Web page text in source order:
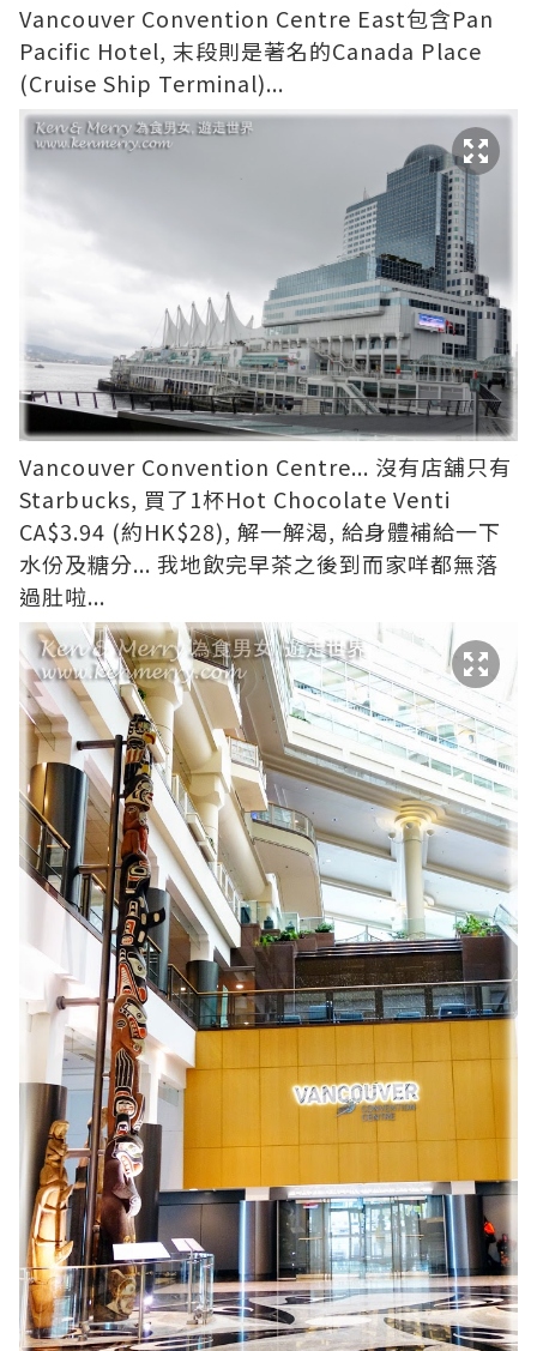
Vancouver Convention Centre East包含Pan
Pacific Hotel, 末段則是著名的Canada Place
(Cruise Ship Terminal)...
Vancouver Convention Centre... 沒有店舖只有
Starbucks, 買了1杯Hot Chocolate Venti
CA$3.94 (約HK$28), 解一解渴, 給身體補給一下
水份及糖分... 我地飲完早茶之後到而家咩都無落
過肚啦...